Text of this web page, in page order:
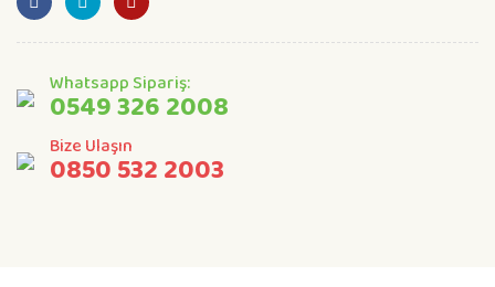
Whatsapp Sipariş:
0549 326 2008
Bize Ulaşın
0850 532 2003